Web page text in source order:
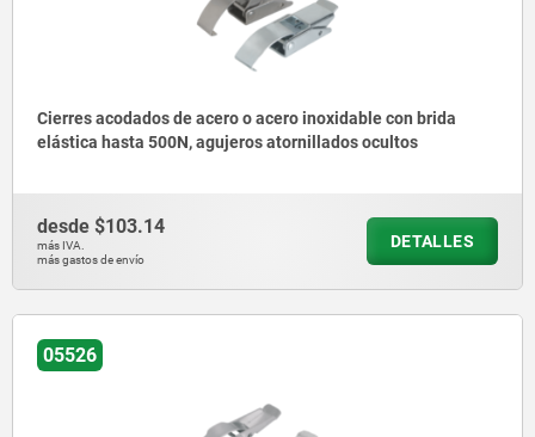
Cierres acodados de acero o acero inoxidable con brida
elástica hasta 500N, agujeros atornillados ocultos
desde $103.14
más IVA.
más gastos de envío
DETALLES
05526